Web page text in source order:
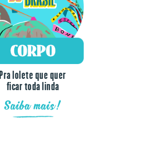
lolete que quer
ficar toda linda
Saiba mais!